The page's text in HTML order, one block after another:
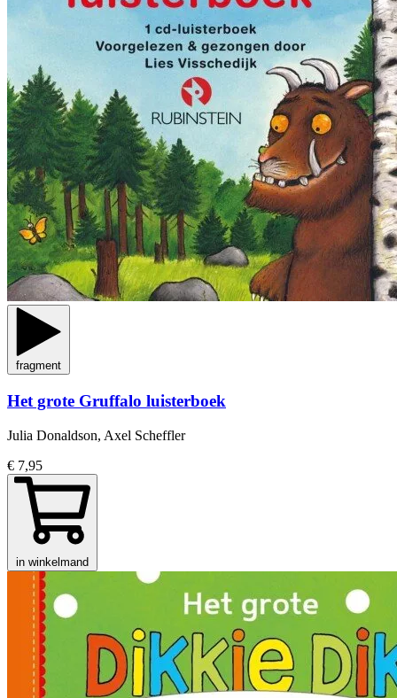
fragment
Het grote Gruffalo luisterboek
Julia Donaldson, Axel Scheffler
€ 7,95
in winkelmand